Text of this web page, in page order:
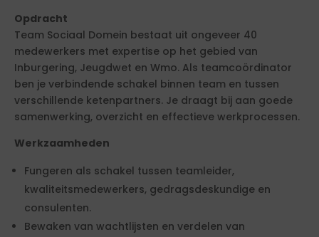
Opdracht
Team Sociaal Domein bestaat uit ongeveer 40
medewerkers met expertise op het gebied van
Inburgering, Jeugdwet en Wmo. Als teamcoördinator
ben je verbindende schakel binnen team en tussen
verschillende ketenpartners. Je draagt bij aan goede
samenwerking, overzicht en effectieve werkprocessen.
Werkzaamheden
Fungeren als schakel tussen teamleider,
kwaliteitsmedewerkers, gedragsdeskundige en
consulenten.
Bewaken van wachtlijsten en verdelen van